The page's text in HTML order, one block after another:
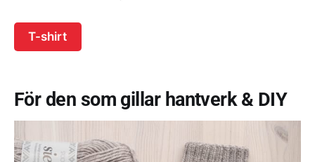
T-shirt
För den som gillar hantverk & DIY